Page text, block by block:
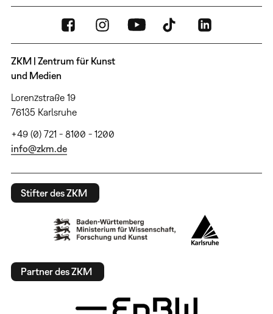
ZKM | Zentrum für Kunst
und Medien
Lorenzstraße 19
76135 Karlsruhe
+49 (0) 721 - 8100 - 1200
info@zkm.de
Stifter des ZKM
Partner des ZKM